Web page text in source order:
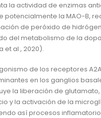
la actividad de enzimas
potencialmente la MAO-B,
de peróxido de
del metabolismo de la
et al., 2020).
de los receptores
en los ganglios
la liberación de
y la activación de la
así procesos